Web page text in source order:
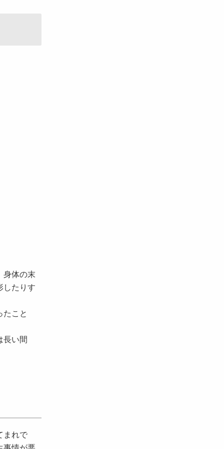
身体の末
したりす
こと
長い間
まれで